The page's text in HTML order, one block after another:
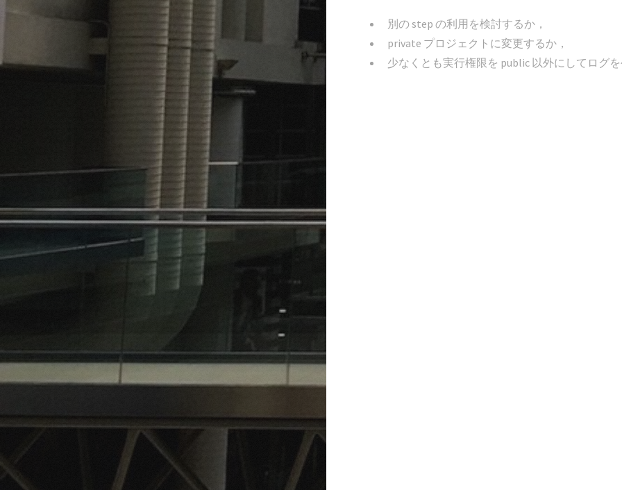
別の step の利用を検討するか，
private プロジェクトに変更するか，
少なくとも実行権限を public 以外にしてログ